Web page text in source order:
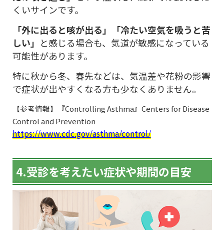
くいサインです。
「外に出ると咳が出る」「冷たい空気を吸うと苦
しい」 と感じる場合も、気道が敏感になっている
可能性があります。
特に秋から冬、春先などは、気温差や花粉の影響
で症状が出やすくなる方も少なくありません。
【参考情報】『Controlling Asthma』Centers for Disease
Control and Prevention
https://www.cdc.gov/asthma/control/
4.受診を考えたい症状や期間の目安